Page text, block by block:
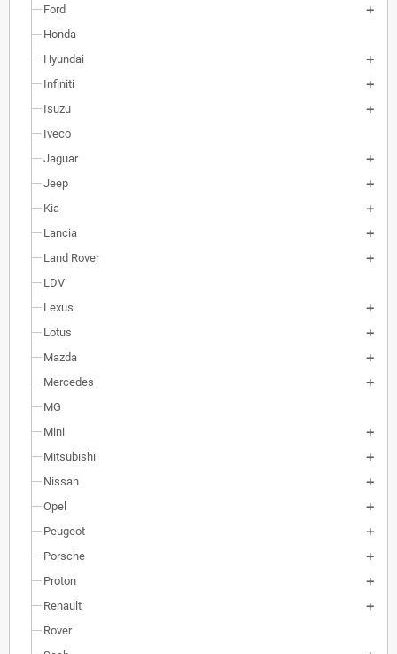
Ford
Honda
Hyundai
Infiniti
Isuzu
Iveco
Jaguar
Jeep
Kia
Lancia
Land Rover
LDV
Lexus
Lotus
Mazda
Mercedes
MG
Mini
Mitsubishi
Nissan
Opel
Peugeot
Porsche
Proton
Renault
Rover